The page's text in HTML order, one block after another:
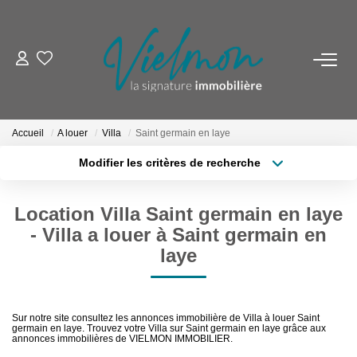
NOS BIENS
Louer
Biens Vendus
ESTIMER
FAIRE GÉRER
INVESTISSEURS
Accueil A louer Villa Saint germain en laye
Modifier les critères de recherche
Type de bien
Budget max Plus de critères
Location Villa Saint germain en laye
- Villa a louer à Saint germain en
laye
Sur notre site consultez les annonces immobilière de Villa à louer Saint
germain en laye. Trouvez votre Villa sur Saint germain en laye grâce aux
annonces immobilières de VIELMON IMMOBILIER.